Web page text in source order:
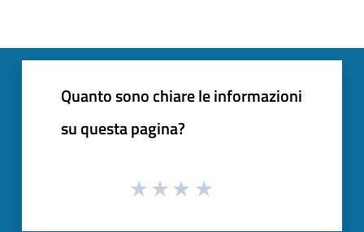
Quanto sono chiare le informazioni
su questa pagina?